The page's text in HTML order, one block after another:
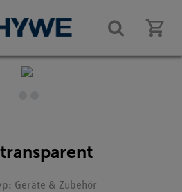
Geräte & Zubehör